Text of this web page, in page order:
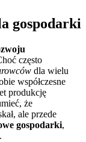
gospodarki
często
dla wielu
współczesne
produkcję
że
ale przede
gospodarki,